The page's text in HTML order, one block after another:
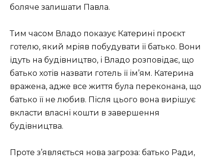
боляче залишати Павла.
Тим часом Владо показує Катерині проєкт
готелю, який мріяв побудувати її батько. Вони
їдуть на будівництво, і Владо розповідає, що
батько хотів назвати готель її ім’ям. Катерина
вражена, адже все життя була переконана, що
батько її не любив. Після цього вона вирішує
вкласти власні кошти в завершення
будівництва.
Проте з’являється нова загроза: батько Ради,